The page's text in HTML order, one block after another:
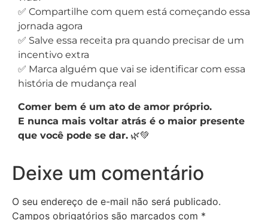
✅ Compartilhe com quem está começando essa
jornada agora
✅ Salve essa receita pra quando precisar de um
incentivo extra
✅ Marca alguém que vai se identificar com essa
história de mudança real
Comer bem é um ato de amor próprio.
E nunca mais voltar atrás é o maior presente
que você pode se dar. 🌿💚
Deixe um comentário
O seu endereço de e-mail não será publicado.
Campos obrigatórios são marcados com *